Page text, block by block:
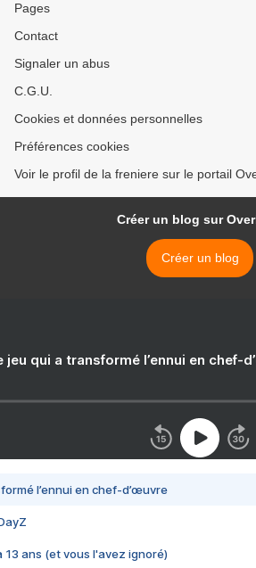
Pages
Contact
Signaler un abus
C.G.U.
Cookies et données personnelles
Préférences cookies
Voir le profil de la freniere sur le portail
Créer un blog sur
Créer un blog
jeu qui a transformé l’ennui en chef-
l’ennui en chef-d’œuvre
13 ans (et vous l'avez ignoré)